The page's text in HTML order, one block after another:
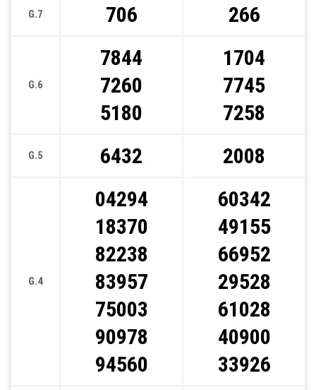
G.7
G.6
G.5
G.4
706
7844
7260
5180
6432
04294
18370
82238
83957
75003
90978
94560
266
1704
7745
7258
2008
60342
49155
66952
29528
61028
40900
33926